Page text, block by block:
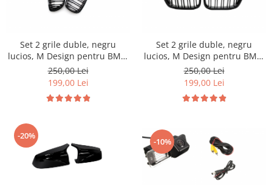
Set 2 grile duble, negru
lucios, M Design pentru BMW
E46 Coupe Facelift
250,00 Lei
199,00 Lei
Set 2 grile duble, negru
lucios, M Design pentru BMW
E39
250,00 Lei
199,00 Lei
-20%
-10%